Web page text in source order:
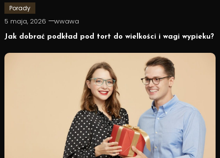
Porady
5 maja, 2026 wwawa
Jak dobrać podkład pod tort do wielkości i wagi wypieku?